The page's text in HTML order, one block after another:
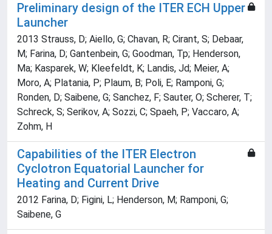
Preliminary design of the ITER ECH Upper
Launcher
2013 Strauss, D; Aiello, G; Chavan, R; Cirant, S; Debaar,
M; Farina, D; Gantenbein, G; Goodman, Tp; Henderson,
Ma; Kasparek, W; Kleefeldt, K; Landis, Jd; Meier, A;
Moro, A; Platania, P; Plaum, B; Poli, E; Ramponi, G;
Ronden, D; Saibene, G; Sanchez, F; Sauter, O; Scherer, T;
Schreck, S; Serikov, A; Sozzi, C; Spaeh, P; Vaccaro, A;
Zohm, H
Capabilities of the ITER Electron
Cyclotron Equatorial Launcher for
Heating and Current Drive
2012 Farina, D; Figini, L; Henderson, M; Ramponi, G;
Saibene, G